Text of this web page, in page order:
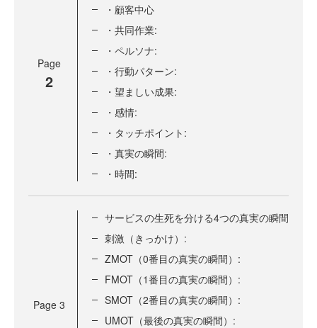
Page
2
・顧客中心
・共同作業:
・ペルソナ:
・行動パターン:
・望ましい成果:
・感情:
・タッチポイント:
・真実の瞬間:
・時間:
Page 3
サービスの生死を分ける4つの真実の瞬間
刺激（きっかけ）:
ZMOT（0番目の真実の瞬間）:
FMOT（1番目の真実の瞬間）:
SMOT（2番目の真実の瞬間）:
UMOT（最後の真実の瞬間）: